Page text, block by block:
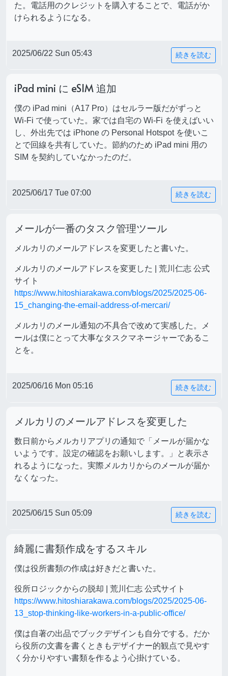
た。電話用のクレジットを購入することで、電話がか
けられるようになる。
2025/06/22 Sun 05:43 続きを読む
iPad mini に eSIM 追加
僕の iPad mini（A17 Pro）はセルラー版だがずっと
Wi-Fi で使っていた。家では自宅の Wi-Fi を使えばいい
し、外出先では iPhone の Personal Hotspot を使いこ
とで回線を共有していた。節約のため iPad mini 用の
SIM を契約していなかったのだ。
2025/06/17 Tue 07:00 続きを読む
メールが一番のタスク管理ツール
メルカリのメールアドレスを変更したと書いた。
メルカリのメールアドレスを変更した | 荒川仁志 公式
サイト
https://www.hitoshiarakawa.com/blogs/2025/2025-06-
15_changing-the-email-address-of-mercari/
メルカリのメール通知の不具合で改めて実感した。メ
ールは僕にとって大事なタスクマネージャーであるこ
とを。
2025/06/16 Mon 05:16 続きを読む
メルカリのメールアドレスを変更した
数日前からメルカリアプリの通知で「メールが届かな
いようです。設定の確認をお願いします。」と表示さ
れるようになった。実際メルカリからのメールが届か
なくなった。
2025/06/15 Sun 05:09 続きを読む
綺麗に書類作成をするスキル
僕は役所書類の作成は好きだと書いた。
役所ロジックからの脱却 | 荒川仁志 公式サイト
https://www.hitoshiarakawa.com/blogs/2025/2025-06-
13_stop-thinking-like-workers-in-a-public-office/
僕は自著の出品でブックデザインも自分でする。だか
ら役所の文書を書くときもデザイナー的観点で見やす
く分かりやすい書類を作るよう心掛けている。